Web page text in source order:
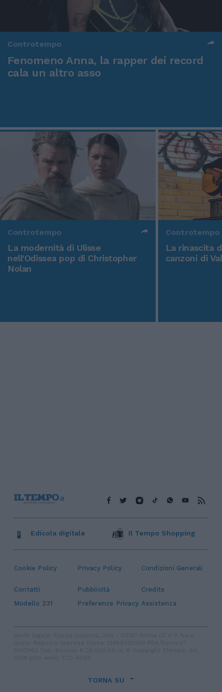
Controtempo
Fenomeno Anna, la rapper dei record
cala un altro asso
Controtempo
La modernità di Ulisse
nell'Odissea pop di Christopher
Nolan
Controtempo
La rinascita
canzoni di
Cookie Policy Privacy Policy Condizioni Generali
Contatti Pubblicità
Credits
Modello 231
Preferenze Privacy Assistenza
Edicola digitale Il Tempo Shopping
TORNA SU